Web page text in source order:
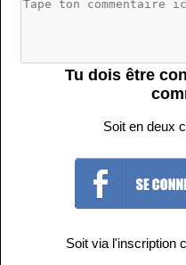
Tu dois être
Soit en deux
Soit via l'inscription